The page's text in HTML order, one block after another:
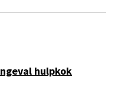
hulpkok